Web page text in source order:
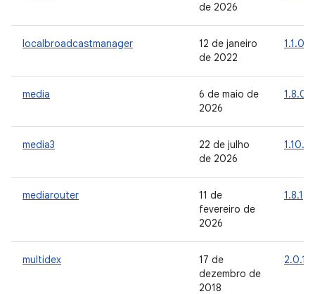
de 2026
localbroadcastmanager
12 de janeiro
de 2022
1.1.0
media
6 de maio de
2026
1.8.0
media3
22 de julho
de 2026
1.10.1
mediarouter
11 de
fevereiro de
2026
1.8.1
multidex
17 de
dezembro de
2018
2.0.1